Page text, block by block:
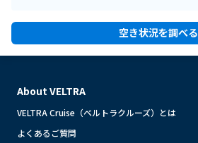
空き状況を調べる
About VELTRA
VELTRA Cruise（ベルトラクルーズ）とは
よくあるご質問